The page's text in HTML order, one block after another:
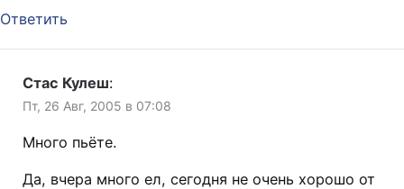
Ответить
Стас Кулеш:
Пт, 26 Авг, 2005 в 07:08
Много пьёте.
Да, вчера много ел, сегодня не очень хорошо от